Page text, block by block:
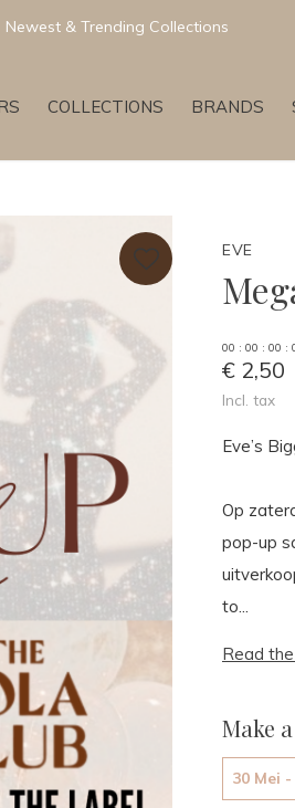
COLLECTIONS BRANDS
Newest & Trending Collections
EVE
00 : 00 : 00 :
€ 2,50
Incl. tax
Eve’s
Op
pop-up
to...
Read
Make
30 Mei